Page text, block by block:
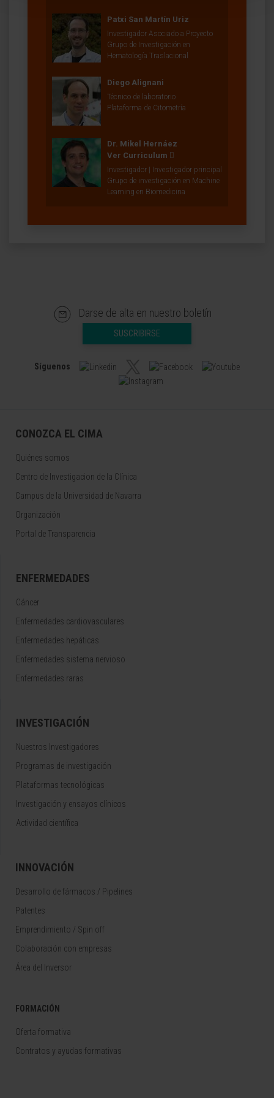
Patxi San Martín Uriz
Investigador Asociado a Proyecto
Grupo de Investigación en
Hematología Traslacional
Diego Alignani
Técnico de laboratorio
Plataforma de Citometría
Dr. Mikel Hernáez
Ver Curriculum
Investigador | Investigador principal
Grupo de investigación en Machine
Learning en Biomedicina
Darse de alta en nuestro boletín
SUSCRIBIRSE
Síguenos
CONOZCA EL CIMA
Quiénes somos
Centro de Investigacion de la Clínica
Campus de la Universidad de Navarra
Organización
Portal de Transparencia
ENFERMEDADES
Cáncer
Enfermedades cardiovasculares
Enfermedades hepáticas
Enfermedades sistema nervioso
Enfermedades raras
INVESTIGACIÓN
Nuestros Investigadores
Programas de investigación
Plataformas tecnológicas
Investigación y ensayos clínicos
Actividad científica
INNOVACIÓN
Desarrollo de fármacos / Pipelines
Patentes
Emprendimiento / Spin off
Colaboración con empresas
Área del Inversor
FORMACIÓN
Oferta formativa
Contratos y ayudas formativas